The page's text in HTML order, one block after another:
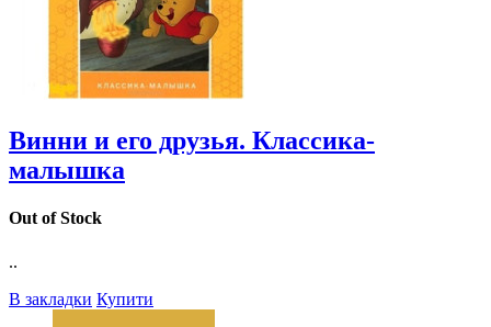
Винни и его друзья. Классика-
малышка
Out of Stock
..
В закладки Купити